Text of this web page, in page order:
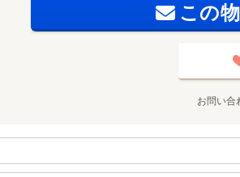
この
お問い合